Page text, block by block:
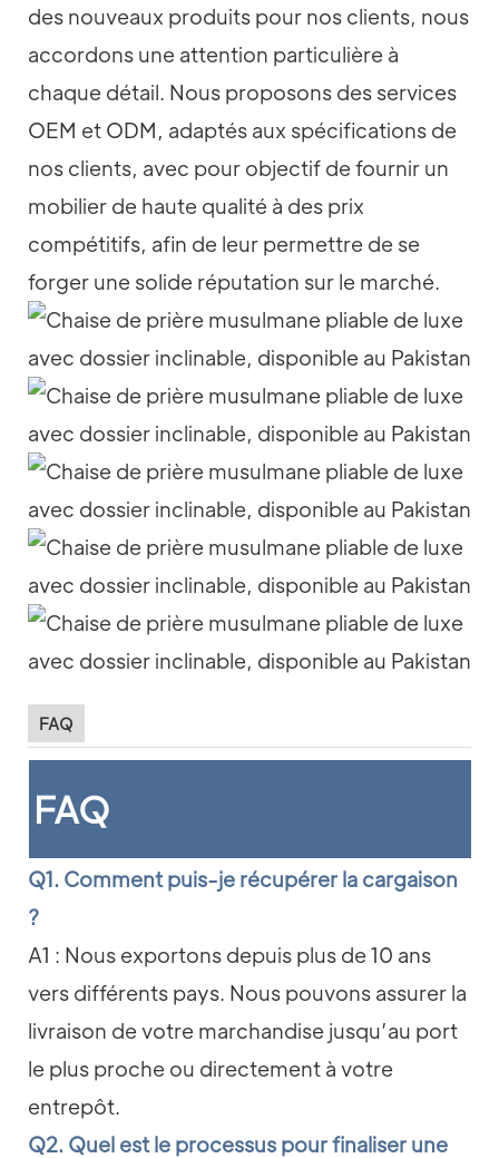
des nouveaux produits pour nos clients, nous
accordons une attention particulière à
chaque détail. Nous proposons des services
OEM et ODM, adaptés aux spécifications de
nos clients, avec pour objectif de fournir un
mobilier de haute qualité à des prix
compétitifs, afin de leur permettre de se
forger une solide réputation sur le marché.
FAQ
FAQ
Q1. Comment puis-je récupérer la cargaison
?
A1 : Nous exportons depuis plus de 10 ans
vers différents pays. Nous pouvons assurer la
livraison de votre marchandise jusqu’au port
le plus proche ou directement à votre
entrepôt.
Q2. Quel est le processus pour finaliser une